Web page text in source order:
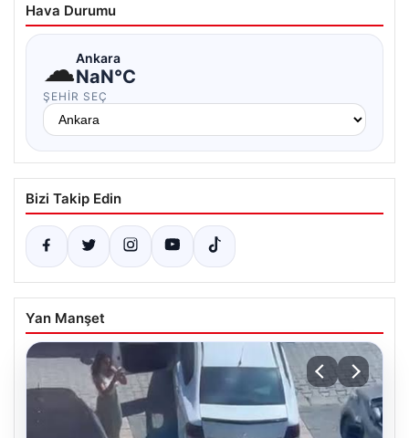
Hava Durumu
☁Ankara
NaN°C
ŞEHIR SEÇ
Bizi Takip Edin
Yan Manşet